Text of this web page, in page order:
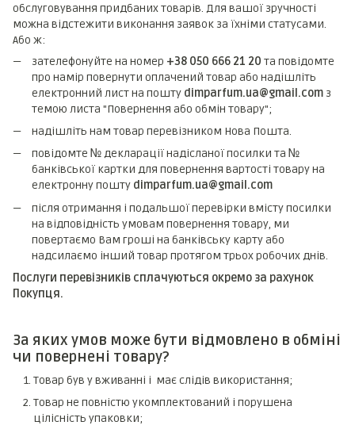
обслуговування придбаних товарів. Для вашої зручності
можна відстежити виконання заявок за їхніми статусами.
Або ж:
зателефонуйте на номер +38 050 666 21 20 та повідомте
про намір повернути оплачений товар або надішліть
електронний лист на пошту dimparfum.ua@gmail.com з
темою листа "Повернення або обмін товару";
надішліть нам товар перевізником Нова Пошта.
повідомте № декларації надісланої посилки та №
банківської картки для повернення вартості товару на
електронну пошту dimparfum.ua@gmail.com
після отримання і подальшої перевірки вмісту посилки
на відповідність умовам повернення товару, ми
повертаємо Вам гроші на банківську карту або
надсилаємо інший товар протягом трьох робочих днів.
Послуги перевізників сплачуються окремо за рахунок
Покупця.
За яких умов може бути відмовлено в обміні
чи повернені товару?
Товар був у вживанні і має слідів використання;
Товар не повністю укомплектований і порушена
цілісність упаковки;